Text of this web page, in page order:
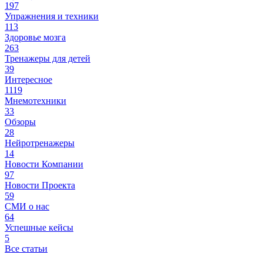
197
Упражнения и техники
113
Здоровье мозга
263
Тренажеры для детей
39
Интересное
1119
Мнемотехники
33
Обзоры
28
Нейротренажеры
14
Новости Компании
97
Новости Проекта
59
СМИ о нас
64
Успешные кейсы
5
Все статьи